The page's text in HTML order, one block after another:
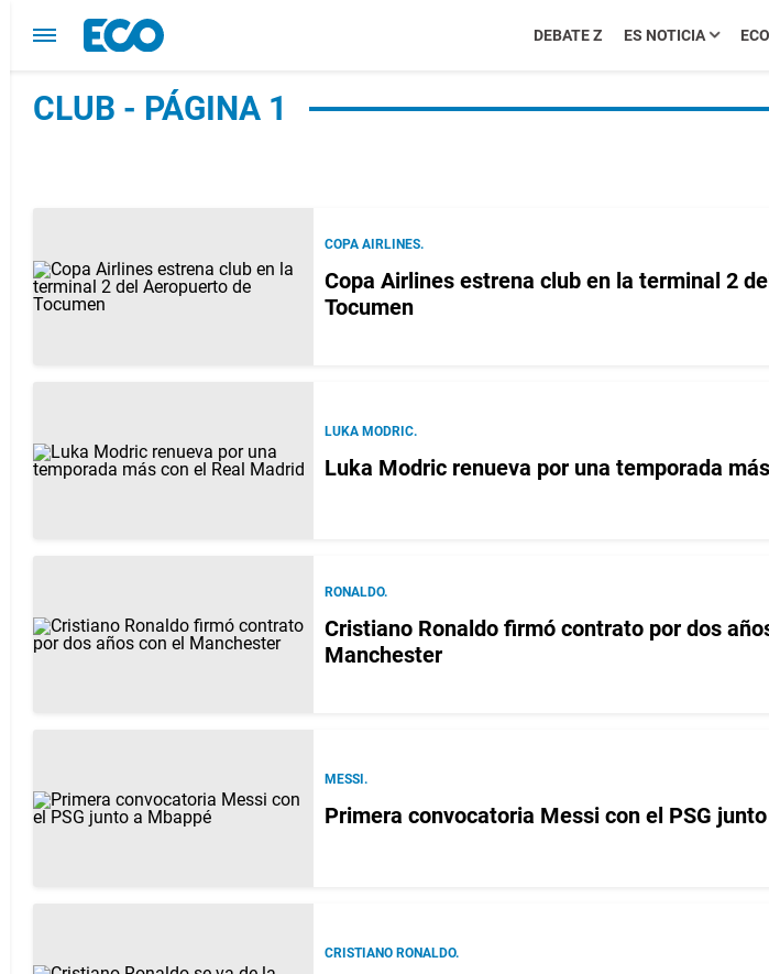
DEBATE Z ES NOTICIA
CLUB - PÁGINA 1
COPA AIRLINES.
Copa Airlines estrena club en la terminal 2
Tocumen
LUKA MODRIC.
Luka Modric renueva por una temporada
RONALDO.
Cristiano Ronaldo firmó contrato por dos
Manchester
MESSI.
Primera convocatoria Messi con el PSG
CRISTIANO RONALDO.